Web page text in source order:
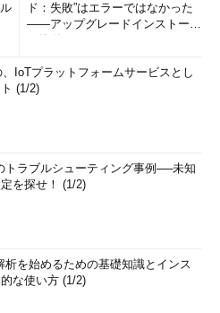
ド：失敗”はエラーではなかった
――アップグレードインストール
IoTプラットフォームサービスとし
(1/2)
トラブルシューティング事例──未知
を探せ！ (1/2)
析を始めるための基礎知識とインス
な使い方 (1/2)